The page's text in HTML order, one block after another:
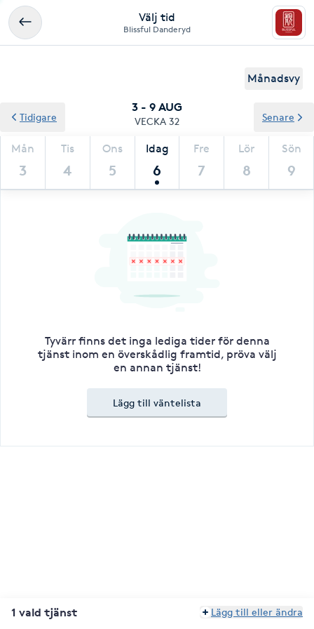
Välj tid
Blissful Danderyd
Månadsvy
3 - 9 AUG
VECKA 32
Mån
3
Tis
4
Ons
5
Idag
6
Fre
7
Lör
8
Sön
9
Tidigare Senare
Tyvärr finns det inga lediga tider för denna
tjänst inom en överskådlig framtid, pröva välj
en annan tjänst!
Lägg till väntelista
1 vald tjänst Lägg till eller ändra